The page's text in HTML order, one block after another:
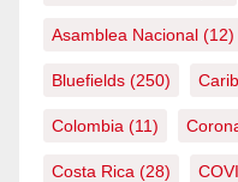
Asamblea Nacional (12)
Bluefields (250)
Colombia (11)
Costa Rica (28)